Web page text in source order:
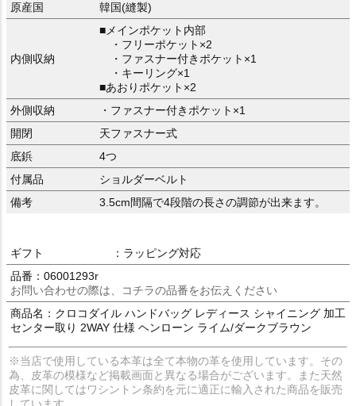
原産国
韓国(縫製)
内側収納
■メインポケット内部
・フリーポケット×2
・ファスナー付きポケット×1
・キーリング×1
■あおりポケット×2
外側収納
・ファスナー付きポケット×1
開閉
天ファスナー式
底鋲
4つ
付属品
ショルダーベルト
備考
3.5cm間隔で4段階の長さの調節が出来ます。
ギフト
：ラッピング対応
品番：06001293r
お問い合わせの際は、コチラの品番をお伝えください
商品名：クロコダイル ハンドバッグ レディース シャイニング 加工
センター取り 2WAY 仕様 ヘンローン ライム/ダークブラウン
※当店で使用している本革は全て本物の革を使用しています。その
為、皮革の模様など掲載画面と異なる場合がございます。また天然
皮革に関してはワシントン条約を元に適正に輸入された商品を販売